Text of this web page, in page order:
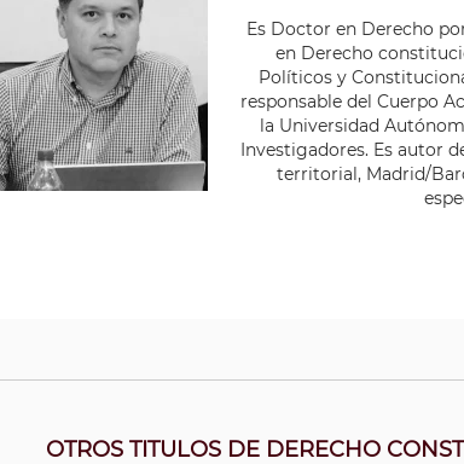
Es Doctor en Derecho
en Derecho
Políticos y
responsable del Cuerpo
la Universidad
Investigadores. Es autor
territorial, Madrid/
OTROS TITULOS DE DERECHO